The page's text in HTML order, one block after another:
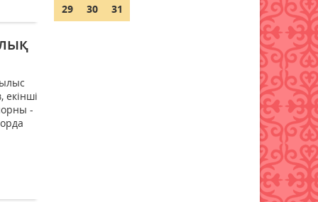
екінші
-
Алтынның құны қайта өсті:
бағалы металл бағасының
29
30 31